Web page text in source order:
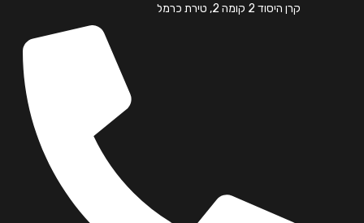
קרן היסוד 2 קומה 2, טירת כרמל